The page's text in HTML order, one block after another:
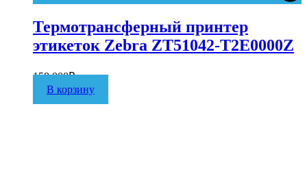
Термотрансферный принтер
этикеток Zebra ZT51042-T2E0000Z
158 000₽
В корзину